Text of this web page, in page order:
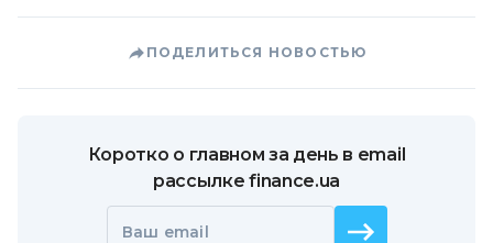
ПОДЕЛИТЬСЯ НОВОСТЬЮ
Коротко о главном за день в email
рассылке finance.ua
Ваш email